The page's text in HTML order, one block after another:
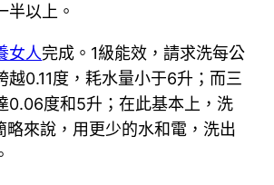
半以上。
女人完成。1級能效，請求洗每公
越0.11度，耗水量小于6升；而三
0.06度和5升；在此基本上，洗
略來說，用更少的水和電，洗出